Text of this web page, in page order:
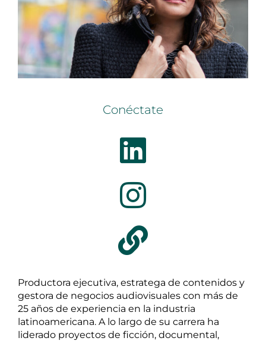
Conéctate
Productora ejecutiva, estratega de contenidos y
gestora de negocios audiovisuales con más de
25 años de experiencia en la industria
latinoamericana. A lo largo de su carrera ha
liderado proyectos de ficción, documental,